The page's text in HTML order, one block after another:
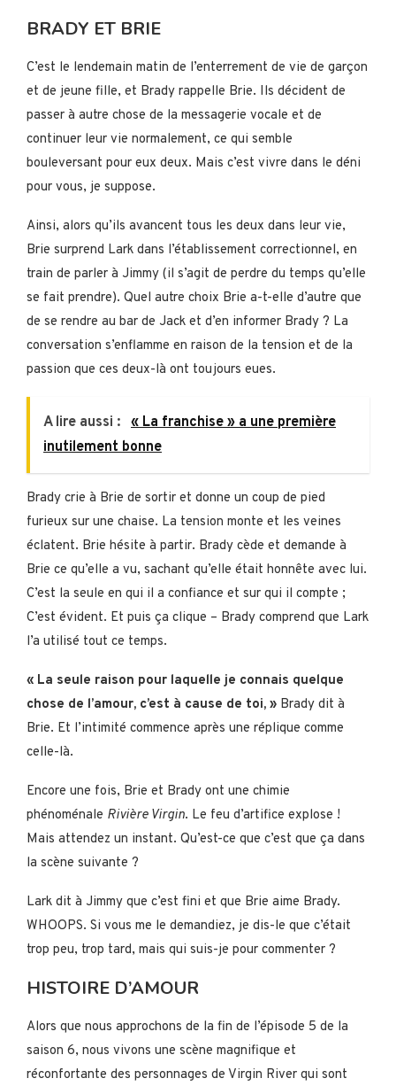
BRADY ET BRIE
C’est le lendemain matin de l’enterrement de vie de garçon
et de jeune fille, et Brady rappelle Brie. Ils décident de
passer à autre chose de la messagerie vocale et de
continuer leur vie normalement, ce qui semble
bouleversant pour eux deux. Mais c’est vivre dans le déni
pour vous, je suppose.
Ainsi, alors qu’ils avancent tous les deux dans leur vie,
Brie surprend Lark dans l’établissement correctionnel, en
train de parler à Jimmy (il s’agit de perdre du temps qu’elle
se fait prendre). Quel autre choix Brie a-t-elle d’autre que
de se rendre au bar de Jack et d’en informer Brady ? La
conversation s’enflamme en raison de la tension et de la
passion que ces deux-là ont toujours eues.
A lire aussi : « La franchise » a une première
inutilement bonne
Brady crie à Brie de sortir et donne un coup de pied
furieux sur une chaise. La tension monte et les veines
éclatent. Brie hésite à partir. Brady cède et demande à
Brie ce qu’elle a vu, sachant qu’elle était honnête avec lui.
C’est la seule en qui il a confiance et sur qui il compte ;
C’est évident. Et puis ça clique – Brady comprend que Lark
l’a utilisé tout ce temps.
« La seule raison pour laquelle je connais quelque
chose de l’amour, c’est à cause de toi, » Brady dit à
Brie. Et l’intimité commence après une réplique comme
celle-là.
Encore une fois, Brie et Brady ont une chimie
phénoménale Rivière Virgin. Le feu d’artifice explose !
Mais attendez un instant. Qu’est-ce que c’est que ça dans
la scène suivante ?
Lark dit à Jimmy que c’est fini et que Brie aime Brady.
WHOOPS. Si vous me le demandiez, je dis-le que c’était
trop peu, trop tard, mais qui suis-je pour commenter ?
HISTOIRE D’AMOUR
Alors que nous approchons de la fin de l’épisode 5 de la
saison 6, nous vivons une scène magnifique et
réconfortante des personnages de Virgin River qui sont